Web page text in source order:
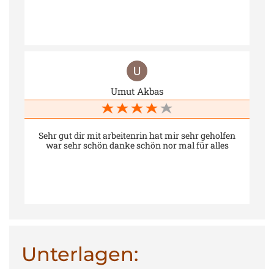
Umut Akbas
Sehr gut dir mit arbeitenrin hat mir sehr geholfen
war sehr schön danke schön nor mal für alles
Unterlagen: